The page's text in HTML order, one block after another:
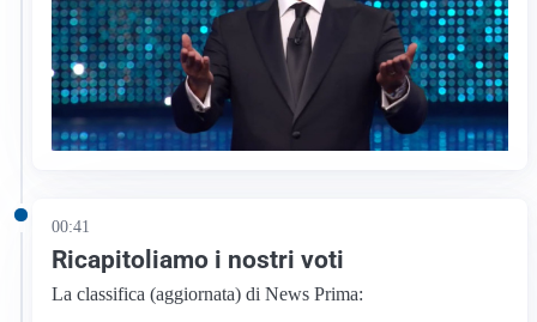
00:41
Ricapitoliamo i nostri voti
La classifica (aggiornata) di News Prima: